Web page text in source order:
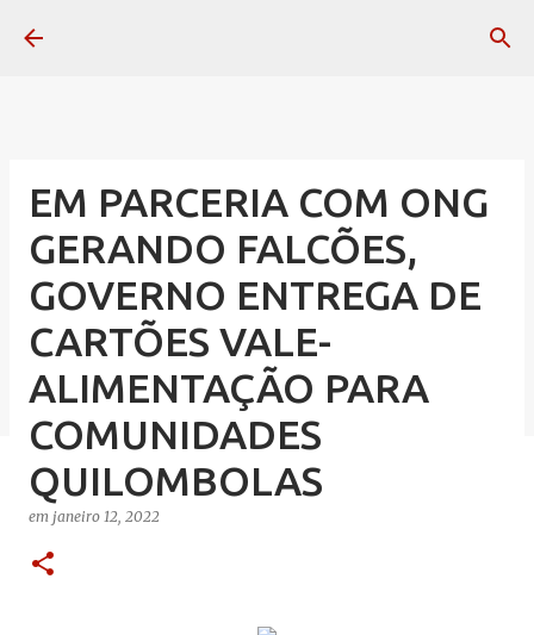
EM PARCERIA COM ONG
GERANDO FALCÕES,
GOVERNO ENTREGA DE
CARTÕES VALE-
ALIMENTAÇÃO PARA
COMUNIDADES
QUILOMBOLAS
em janeiro 12, 2022